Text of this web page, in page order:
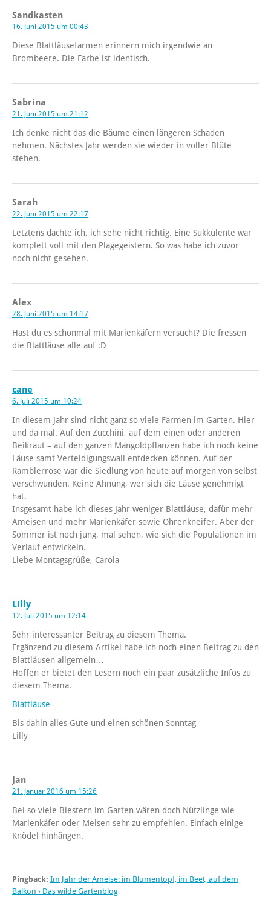
Sandkasten
16. Juni 2015 um 00:43
Diese Blattläusefarmen erinnern mich irgendwie an
Brombeere. Die Farbe ist identisch.
Sabrina
21. Juni 2015 um 21:12
Ich denke nicht das die Bäume einen längeren Schaden
nehmen. Nächstes Jahr werden sie wieder in voller Blüte
stehen.
Sarah
22. Juni 2015 um 22:17
Letztens dachte ich, ich sehe nicht richtig. Eine Sukkulente war
komplett voll mit den Plagegeistern. So was habe ich zuvor
noch nicht gesehen.
Alex
28. Juni 2015 um 14:17
Hast du es schonmal mit Marienkäfern versucht? Die fressen
die Blattläuse alle auf :D
cane
6. Juli 2015 um 10:24
In diesem Jahr sind nicht ganz so viele Farmen im Garten. Hier
und da mal. Auf den Zucchini, auf dem einen oder anderen
Beikraut – auf den ganzen Mangoldpflanzen habe ich noch keine
Läuse samt Verteidigungswall entdecken können. Auf der
Ramblerrose war die Siedlung von heute auf morgen von selbst
verschwunden. Keine Ahnung, wer sich die Läuse genehmigt
hat.
Insgesamt habe ich dieses Jahr weniger Blattläuse, dafür mehr
Ameisen und mehr Marienkäfer sowie Ohrenkneifer. Aber der
Sommer ist noch jung, mal sehen, wie sich die Populationen im
Verlauf entwickeln.
Liebe Montagsgrüße, Carola
Lilly
12. Juli 2015 um 12:14
Sehr interessanter Beitrag zu diesem Thema.
Ergänzend zu diesem Artikel habe ich noch einen Beitrag zu den
Blattläusen allgemein…
Hoffen er bietet den Lesern noch ein paar zusätzliche Infos zu
diesem Thema.
Blattläuse
Bis dahin alles Gute und einen schönen Sonntag
Lilly
Jan
21. Januar 2016 um 15:26
Bei so viele Biestern im Garten wären doch Nützlinge wie
Marienkäfer oder Meisen sehr zu empfehlen. Einfach einige
Knödel hinhängen.
Pingback: Im Jahr der Ameise: im Blumentopf, im Beet, auf dem
Balkon › Das wilde Gartenblog